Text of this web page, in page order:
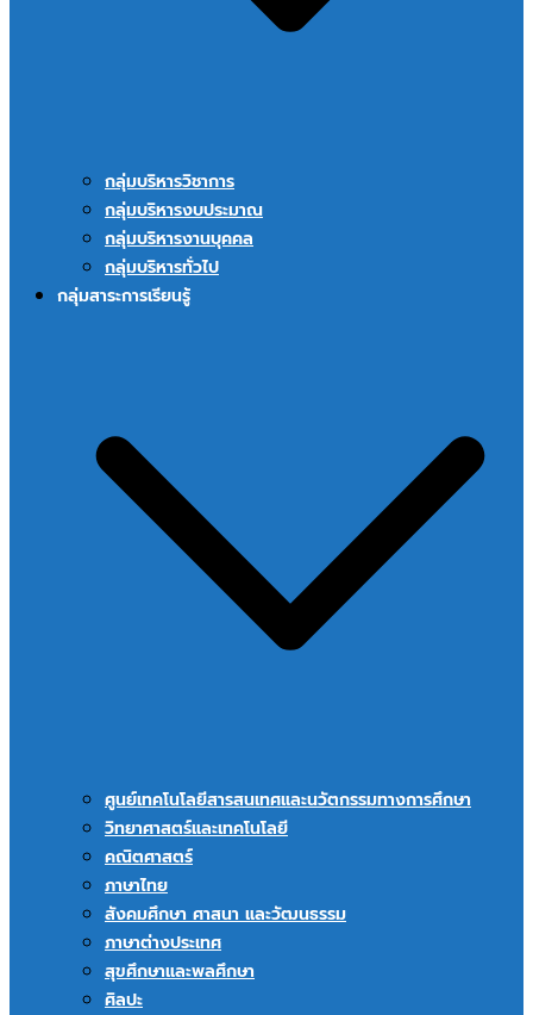
กลุ่มบริหารวิชาการ
กลุ่มบริหารงบประมาณ
กลุ่มบริหารงานบุคคล
กลุ่มบริหารทั่วไป
กลุ่มสาระการเรียนรู้
ศูนย์เทคโนโลยีสารสนเทศและนวัตกรรมทางการศึกษา
วิทยาศาสตร์และเทคโนโลยี
คณิตศาสตร์
ภาษาไทย
สังคมศึกษา ศาสนา และวัฒนธรรม
ภาษาต่างประเทศ
สุขศึกษาและพลศึกษา
ศิลปะ